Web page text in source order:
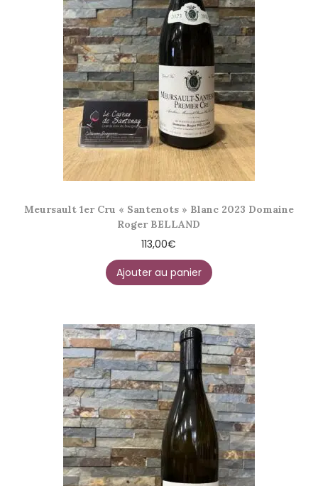
Meursault 1er Cru « Santenots » Blanc 2023 Domaine
Roger BELLAND
113,00€
Ajouter au panier